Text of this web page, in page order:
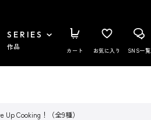
SERIES
作品 カート お気に入り SNS一覧
Cooking！（全9種）